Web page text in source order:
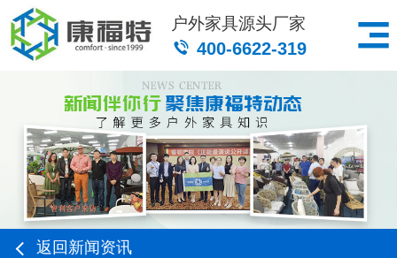
户外家具源头厂家
400-6622-319
返回新闻资讯